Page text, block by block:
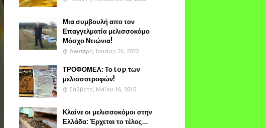
Μια συμβουλή απο τον
Επαγγελματία μελισσοκόμο
Μόσχο Ντιώνια!
Δευτέρα, Ιουνίου 26, 2023
ΤΡΟΦΟΜΕΛ: Το top των
μελισσοτροφών!
Σάββατο, Μαΐου 16, 2015
Κλαίνε οι μελισσοκόμοι στην
Ελλάδα: Έρχεται το τέλος...